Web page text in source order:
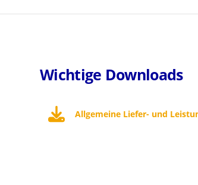
Wichtige Downloads
Allgemeine Liefer- und